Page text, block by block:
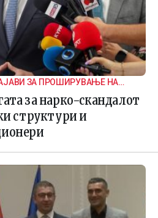
ЗА ПРОШИРУВАЊЕ НА
за нарко-скандалот
структури и